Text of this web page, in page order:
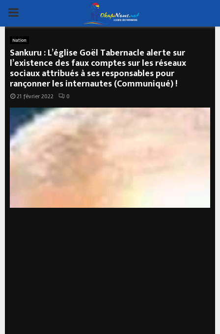
PRIMARY
MENU
Nation
Sankuru : L’église Goël Tabernacle alerte sur
l’existence des faux comptes sur les réseaux
sociaux attribués à ses responsables pour
rançonner les internautes (Communiqué) !
21 février 2022 0